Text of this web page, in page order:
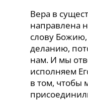
Вера в
направлена
слову
деланию,
нам. И мы
исполняем
в том, чтобы